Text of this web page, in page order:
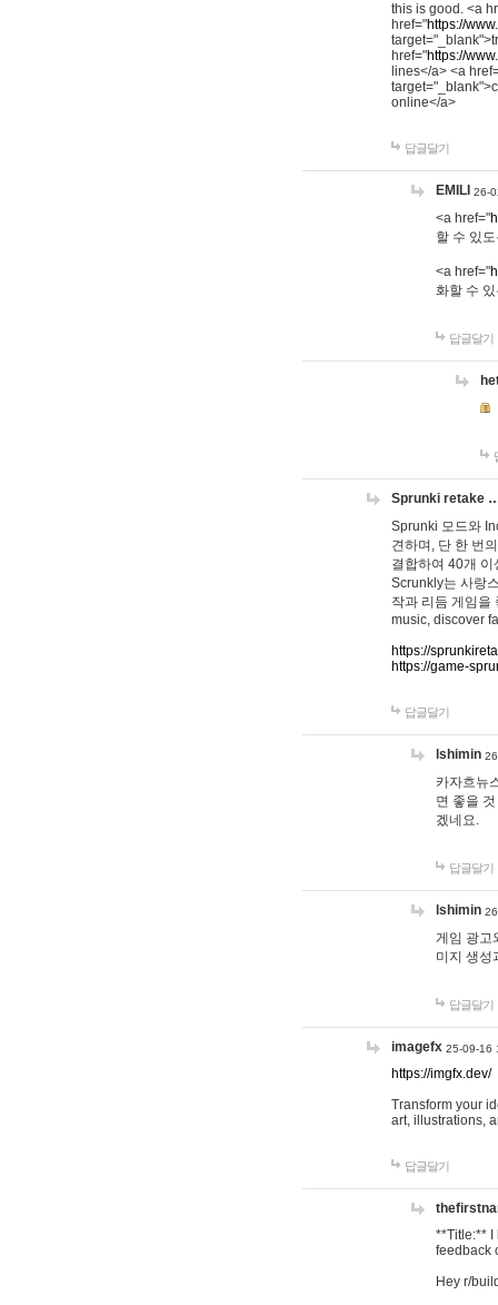
this is good. <a
href="https://
href="https://
lines</a> <a
online</a>
답글달기
EMILI 26-
<a href="
할 수 있
<a href="
화할 수
답글달기
Sprunki retake
Sprunki 모드와
견하며, 단 한 번
결합하여 40개
Scrunkly는 사랑
작과 리듬 게임을
music, discover
https://
https://game-
답글달기
lshimin
카자흐뉴
면 좋을
겠네요.
답글달기
lshimin
게임 광고
미지 생성
답글달기
imagefx 25-09-16
https://imgfx.dev/
Transform your
art, illustrations,
답글달기
**Title:** I
feedback
Hey r/